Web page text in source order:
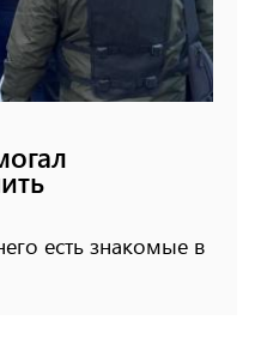
есть знакомые в